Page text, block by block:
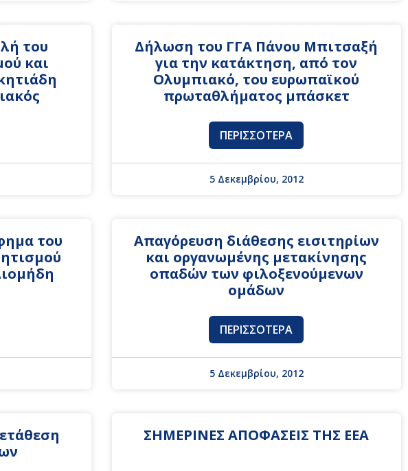
του
και
Δήλωση του ΓΓΑ Πάνου Μπιτσαξή
για την κατάκτηση, από τον
Ολυμπιακό, του ευρωπαϊκού
πρωταθλήματος μπάσκετ
ΠΕΡΙΣΣΌΤΕΡΑ
5 Δεκεμβρίου, 2012
του
Απαγόρευση διάθεσης εισιτηρίων
και οργανωμένης μετακίνησης
οπαδών των φιλοξενούμενων
ομάδων
ΠΕΡΙΣΣΌΤΕΡΑ
5 Δεκεμβρίου, 2012
ΣΗΜΕΡΙΝΕΣ ΑΠΟΦΑΣΕΙΣ ΤΗΣ ΕΕΑ